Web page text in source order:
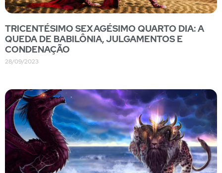
TRICENTÉSIMO SEXAGÉSIMO QUARTO DIA: A
QUEDA DE BABILÔNIA, JULGAMENTOS E
CONDENAÇÃO
28/09/2023